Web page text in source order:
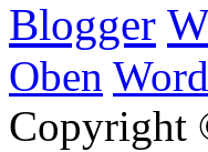
Blogger
Oben
Copyright